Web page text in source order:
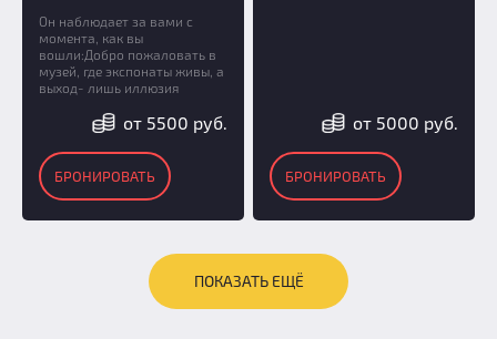
Он наблюдает за вами с
момента, как вы
вошли:Добро пожаловать в
музей, где экспонаты живы, а
выход- лишь иллюзия
от 5500 руб.
БРОНИРОВАТЬ
от 5000 руб.
БРОНИРОВАТЬ
ПОКАЗАТЬ ЕЩЁ